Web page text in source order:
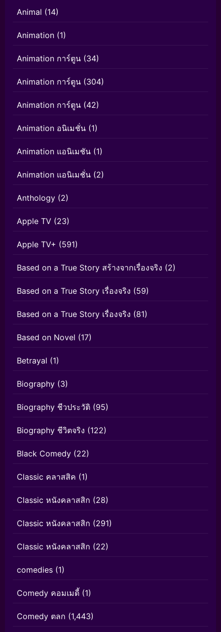
Animal (14)
Animation (1)
Animation การ์ตูน (34)
Animation การ์ตูน (304)
Animation การ์ตูน (42)
Animation อนิเมชั่น (1)
Animation แอนิเมชัน (1)
Animation แอนิเมชั่น (2)
Anthology (2)
Apple TV (23)
Apple TV+ (591)
Based on a True Story สร้างจากเรื่องจริง (2)
Based on a True Story เรื่องจริง (59)
Based on a True Story เรื่องจริง (81)
Based on Novel (17)
Betrayal (1)
Biography (3)
Biography ชีวประวัติ (95)
Biography ชีวิตจริง (122)
Black Comedy (22)
Classic คลาสสิค (1)
Classic หนังคลาสสิก (28)
Classic หนังคลาสสิก (291)
Classic หนังคลาสสิก (22)
comedies (1)
Comedy คอมเมดี้ (1)
Comedy ตลก (1,443)